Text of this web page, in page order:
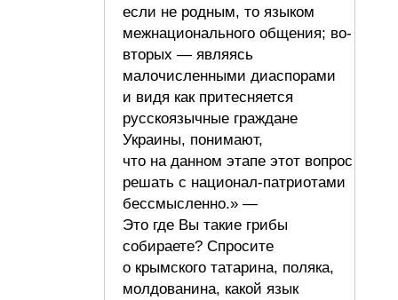
если не родным, то языком
межнационального общения; во-
вторых — являясь
малочисленными диаспорами
и видя как притесняется
русскоязычные граждане
Украины, понимают,
что на данном этапе этот вопрос
решать с национал-патриотами
бессмысленно.» —
Это где Вы такие грибы
собираете? Спросите
о крымского татарина, поляка,
молдованина, какой язык